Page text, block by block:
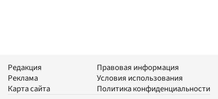
Редакция
Реклама
Карта сайта
Правовая информация
Условия использования
Политика конфиденциальности